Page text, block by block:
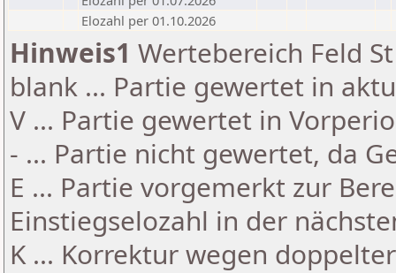
Elozahl per 01.10.2026
Hinweis1 Wertebereich Feld
blank ... Partie gewertet in
V ... Partie gewertet in
- ... Partie nicht gewertet, da
E ... Partie vorgemerkt zur
Einstiegselozahl in der
K ... Korrektur wegen